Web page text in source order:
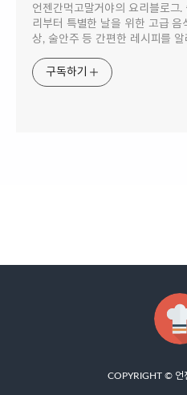
언젠간먹고말거야의 요리블로그.
리부터 특별한 날을 위한 고급 음
상, 술안주 등 간편한 레시피를 알
구독하기
COPYRIGHT © 언